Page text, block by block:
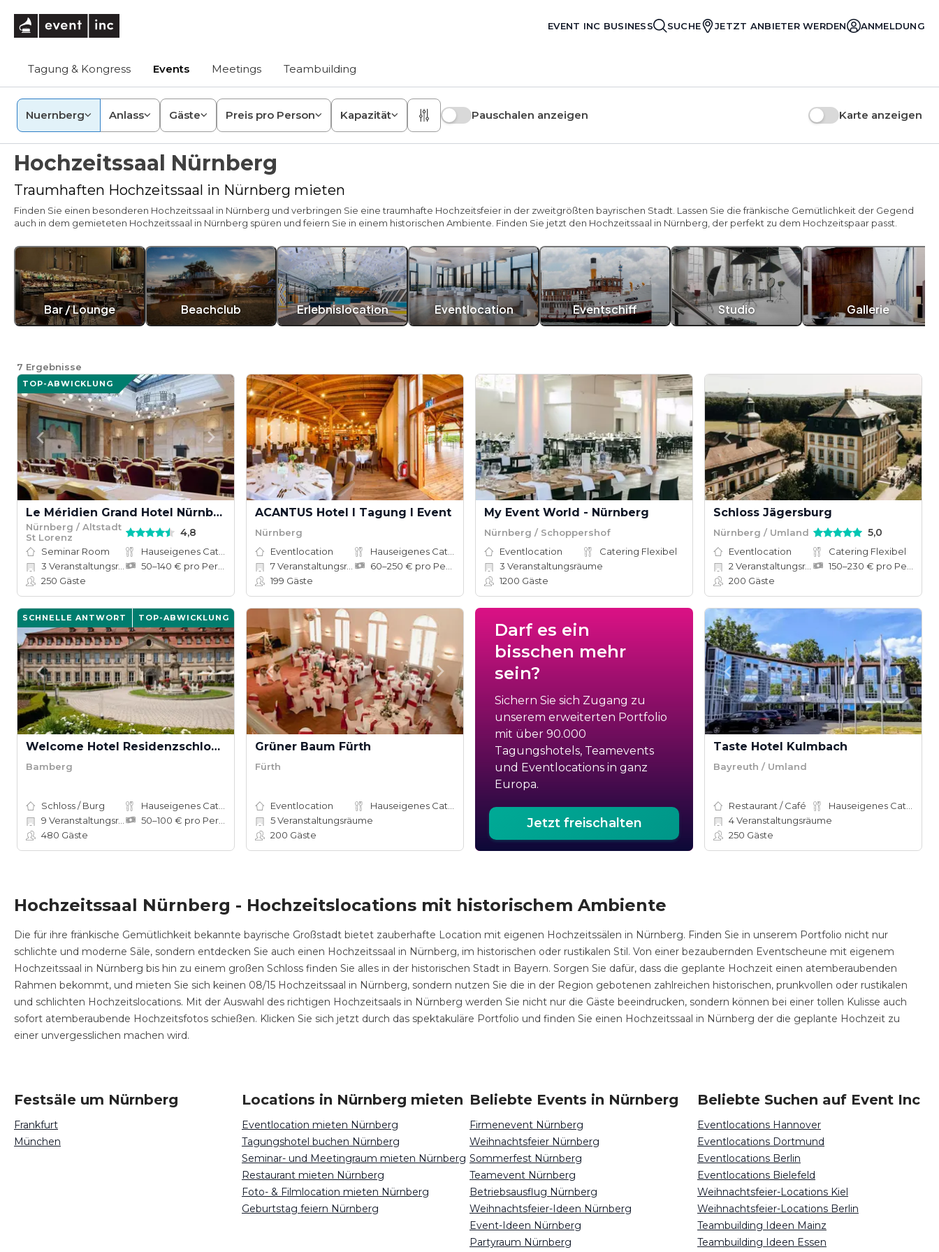
EVENT INC BUSINESS SUCHE JETZT ANBIETER WERDEN ANMELDUNG
Tagung & Kongress Events Meetings Teambuilding
Nuernberg Anlass Gäste Preis pro Person Kapazität Pauschalen anzeigen Karte anzeigen
Hochzeitssaal Nürnberg
Traumhaften Hochzeitssaal in Nürnberg mieten
Finden Sie einen besonderen Hochzeitssaal in Nürnberg und verbringen Sie eine traumhafte Hochzeitsfeier in der zweitgrößten bayrischen Stadt. Lassen Sie die fränkische Gemütlichkeit der Gegend
auch in dem gemieteten Hochzeitssaal in Nürnberg spüren und feiern Sie in einem historischen Ambiente. Finden Sie jetzt den Hochzeitssaal in Nürnberg, der perfekt zu dem Hochzeitspaar passt.
Bar / Lounge Beachclub Erlebnislocation Eventlocation Eventschiff Studio Gallerie
7 Ergebnisse
TOP-ABWICKLUNG
Le Méridien Grand Hotel Nürnberg
Nürnberg / Altstadt
St Lorenz
4,8
Seminar Room
3 Veranstaltungsräume
250 Gäste
ACANTUS Hotel I Tagung I Event
Nürnberg
Eventlocation
7Veranstaltungsräume
199 Gäste
My Event World - Nürnberg
Nürnberg / Schoppershof
Eventlocation
Catering Flexibel
3 Veranstaltungsräume
1200 Gäste
Schloss Jägersburg
Nürnberg / Umland 5,0
Eventlocation
Catering Flexibel
2 Veranstaltungsräume
200 Gäste
SCHNELLE ANTWORT TOP-ABWICKLUNG
Welcome Hotel Residenzschloss Bamberg
Bamberg
Schloss / Burg
9 Veranstaltungsräume
480 Gäste
Grüner Baum Fürth
Fürth
Eventlocation
5Veranstaltungsräume
200 Gäste
Darf es ein
bisschen mehr
sein?
Sichern Sie sich Zugang zu
unserem erweiterten Portfolio
mit über 90.000
Tagungshotels, Teamevents
und Eventlocations in ganz
Europa.
Jetzt freischalten
Taste Hotel Kulmbach
Bayreuth / Umland
Restaurant / Café
4Veranstaltungsräume
250 Gäste
Hochzeitssaal Nürnberg - Hochzeitslocations mit historischem Ambiente
Die für ihre fränkische Gemütlichkeit bekannte bayrische Großstadt bietet zauberhafte Location mit eigenen Hochzeitssälen in Nürnberg. Finden Sie in unserem Portfolio nicht nur
schlichte und moderne Säle, sondern entdecken Sie auch einen Hochzeitssaal in Nürnberg, im historischen oder rustikalen Stil. Von einer bezaubernden Eventscheune mit eigenem
Hochzeitssaal in Nürnberg bis hin zu einem großen Schloss finden Sie alles in der historischen Stadt in Bayern. Sorgen Sie dafür, dass die geplante Hochzeit einen atemberaubenden
Rahmen bekommt, und mieten Sie sich keinen 08/15 Hochzeitssaal in Nürnberg, sondern nutzen Sie die in der Region gebotenen zahlreichen historischen, prunkvollen oder rustikalen
und schlichten Hochzeitslocations. Mit der Auswahl des richtigen Hochzeitsaals in Nürnberg werden Sie nicht nur die Gäste beeindrucken, sondern können bei einer tollen Kulisse auch
sofort atemberaubende Hochzeitsfotos schießen. Klicken Sie sich jetzt durch das spektakuläre Portfolio und finden Sie einen Hochzeitssaal in Nürnberg der die geplante Hochzeit zu
einer unvergesslichen machen wird.
Festsäle um Nürnberg
Frankfurt
München
Locations in Nürnberg mieten
Eventlocation mieten Nürnberg
Tagungshotel buchen Nürnberg
Seminar- und Meetingraum mieten Nürnberg
Restaurant mieten Nürnberg
Foto- & Filmlocation mieten Nürnberg
Geburtstag feiern Nürnberg
Beliebte Events in Nürnberg
Firmenevent Nürnberg
Weihnachtsfeier Nürnberg
Sommerfest Nürnberg
Teamevent Nürnberg
Betriebsausflug Nürnberg
Weihnachtsfeier-Ideen Nürnberg
Event-Ideen Nürnberg
Partyraum Nürnberg
Beliebte Suchen auf Event Inc
Eventlocations Hannover
Eventlocations Dortmund
Eventlocations Berlin
Eventlocations Bielefeld
Weihnachtsfeier-Locations Kiel
Weihnachtsfeier-Locations Berlin
Teambuilding Ideen Mainz
Teambuilding Ideen Essen